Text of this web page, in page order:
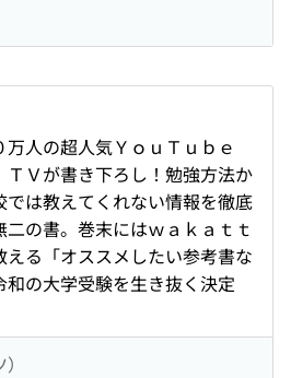
人の超人気ＹｏｕＴｕｂｅ
ＴＶが書き下ろし！勉強方法か
では教えてくれない情報を徹底
の書。巻末にはｗａｋａｔｔ
る「オススメしたい参考書な
の大学受験を生き抜く決定